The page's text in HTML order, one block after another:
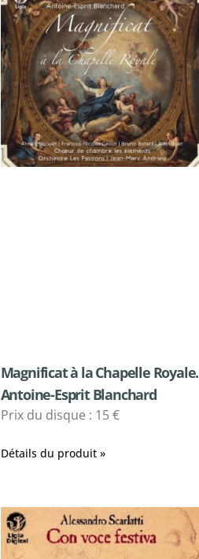
Magnificat à la Chapelle Royale.
Antoine-Esprit Blanchard
Prix du disque : 15 €
Détails du produit »